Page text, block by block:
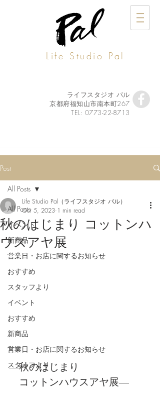
Life Studio Pal
ライフスタジオ パル
京都府福知山市南本町267
TEL: 0773-22-8713
Post
All Posts
イベント
新商品
営業日・お店に関するお知らせ
おすすめ
スタッフより
イベント
おすすめ
新商品
営業日・お店に関するお知らせ
スタッフより
All Posts
秋のはじまり コットンハ
ウスアヤ展
Life Studio Pal（ライフスタジオ パル）
Oct 5, 2023 1 min read
—秋のはじまり
コットンハウスアヤ展—